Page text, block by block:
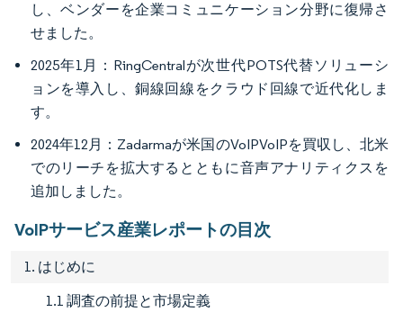
し、ベンダーを企業コミュニケーション分野に復帰さ
せました。
2025年1月：RingCentralが次世代POTS代替ソリューシ
ョンを導入し、銅線回線をクラウド回線で近代化しま
す。
2024年12月：Zadarmaが米国のVoIPVoIPを買収し、北米
でのリーチを拡大するとともに音声アナリティクスを
追加しました。
VoIPサービス産業レポートの目次
1. はじめに
1.1 調査の前提と市場定義